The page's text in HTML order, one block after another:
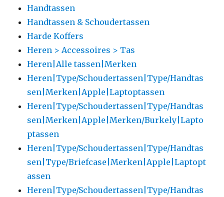
Handtassen
Handtassen & Schoudertassen
Harde Koffers
Heren > Accessoires > Tas
Heren|Alle tassen|Merken
Heren|Type/Schoudertassen|Type/Handtas
sen|Merken|Apple|Laptoptassen
Heren|Type/Schoudertassen|Type/Handtas
sen|Merken|Apple|Merken/Burkely|Lapto
ptassen
Heren|Type/Schoudertassen|Type/Handtas
sen|Type/Briefcase|Merken|Apple|Laptopt
assen
Heren|Type/Schoudertassen|Type/Handtas